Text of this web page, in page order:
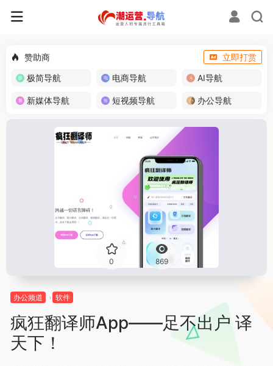
赞助商
立即打赏
极简导航
电商导航 AI导航
新媒体导航 短视频导航 办公导航
0 869
办公频道 软件
疯狂翻译师App——足不出户 译
天下！